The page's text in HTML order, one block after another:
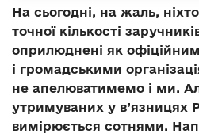
На сьогодні, на жаль,
точної кількості
оприлюднені як
і громадськими
не апелюватимемо і ми.
утримуваних у в’язницях
вимірюється сотнями.